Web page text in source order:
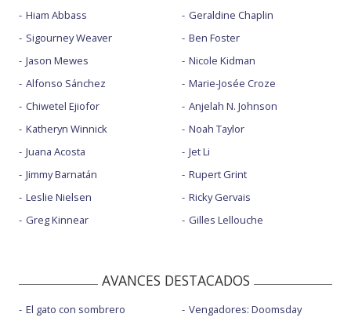
Hiam Abbass
Sigourney Weaver
Jason Mewes
Alfonso Sánchez
Chiwetel Ejiofor
Katheryn Winnick
Juana Acosta
Jimmy Barnatán
Leslie Nielsen
Greg Kinnear
Geraldine Chaplin
Ben Foster
Nicole Kidman
Marie-Josée Croze
Anjelah N. Johnson
Noah Taylor
Jet Li
Rupert Grint
Ricky Gervais
Gilles Lellouche
AVANCES DESTACADOS
El gato con sombrero
Vengadores: Doomsday